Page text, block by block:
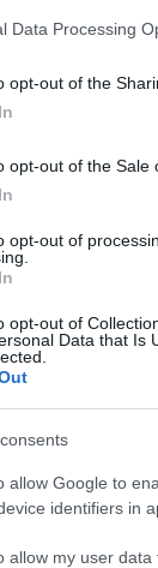
Data Processing
opt-out of the
opt-out of the Sale
opt-out of
opt-out of
Data that Is
allow Google to
identifiers in
allow my user